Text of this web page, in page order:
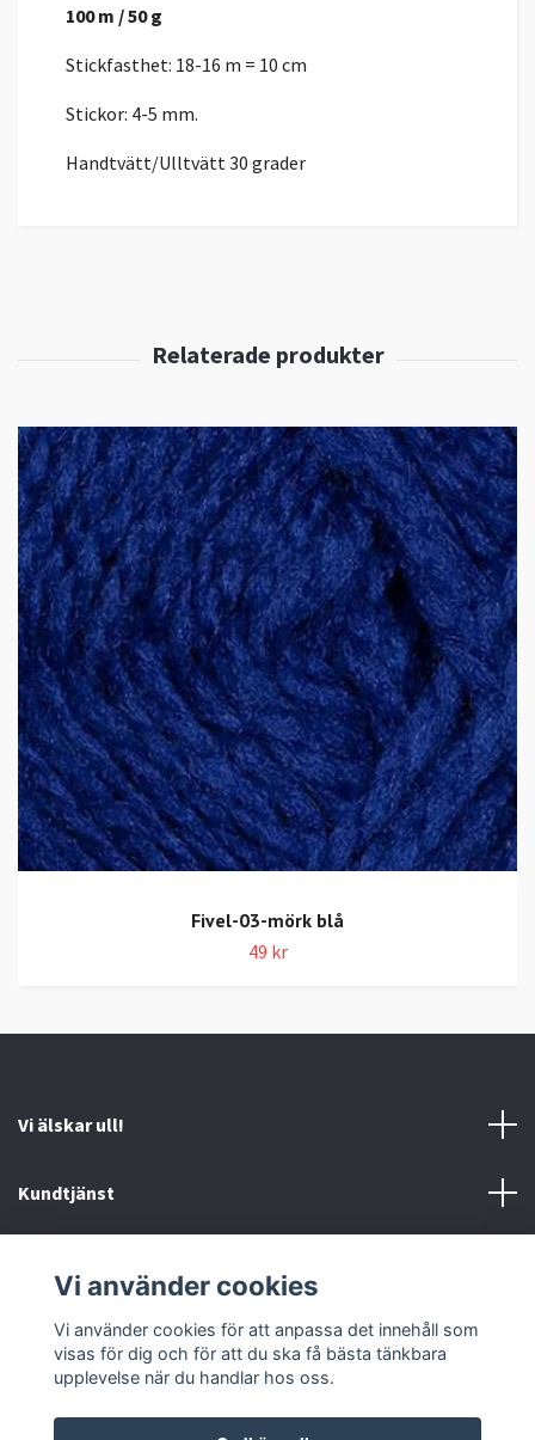
100 m / 50 g
Stickfasthet: 18-16 m = 10 cm
Stickor: 4-5 mm.
Handtvätt/Ulltvätt 30 grader
Fivel-03-mörk blå
49 kr
Vi älskar ull!
Kundtjänst
Sociala medier
Vi använder cookies
Vi använder cookies för att anpassa det innehåll som
visas för dig och för att du ska få bästa tänkbara
upplevelse när du handlar hos oss.